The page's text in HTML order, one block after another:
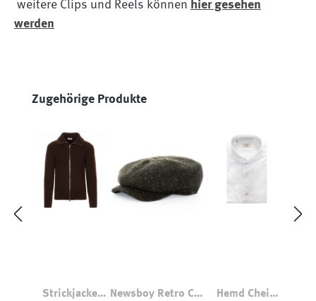
weitere Clips und Reels können hier gesehen
werden
Produktgalerie überspringen
Zugehörige Produkte
Strickjacke
Newsboy Retro Cap
Hemd Chein